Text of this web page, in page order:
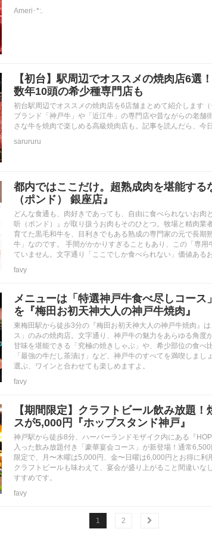
Ameri･*:.
【初台】駅周辺でオススメの焼肉店6選
数年10頭の希少種専門店も
初台駅周辺でオススメの焼肉店を6店舗まとめて紹介します
ブランド「神戸牛」や「近江牛」の専門店や昔ながらの老舗
さな牛を焼肉で楽しめる高級焼肉店も。記事を読んだら、今
sarururu
都内ではここだけ。超熟成肉を堪能する
（ポンド） 銀座店』
どんな食通も、肉好きであっても、自由に食べられないお肉
听（ポンド）』が取り扱うお肉もそのひとつ。牧場と精肉業
育てた黒毛和牛を、目利きでもある熟成の専門家の元で長期
牛」なのです。 手間がかかりすぎることもあり、この「専
ていません。文字通り「ここでしか食べられない」価値ある
favy
メニューは「特選神戸牛食べ尽しコー
を『梅田お初天神大人の神戸牛焼肉』
東梅田駅から徒歩3分の『梅田お初天神大人の神戸牛焼肉』
ス」のみの焼肉店。文字通り、神戸牛の魅力をあらゆる角度
甘味を堪能できる「究極の焼きしゃぶ」や、希少部位の食べ
「最強の牛だし茶漬け」など、神戸牛のすべてを満喫しま
選ぶ、ワインと合わせても楽しめますよ。
favy
【期間限定】クラフトビール飲み放題
スが5,000円『ホップスタンド神戸』
神戸駅から徒歩8分、ハーバーランドモザイク内にある『
入った飲み放題付き「豪華宴会コース」が新登場！通常
限定で、月〜木曜は5,000円、金〜日曜は6,000円とお得に利
クラフトビールも味わえて、宴会が盛り上がること間違いな
すすめです。
favy
1 2